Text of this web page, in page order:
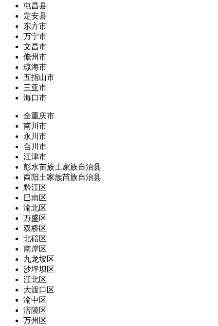
屯昌县
定安县
东方市
万宁市
文昌市
儋州市
琼海市
五指山市
三亚市
海口市
全重庆市
南川市
永川市
合川市
江津市
彭水苗族土家族自治县
酉阳土家族苗族自治县
黔江区
巴南区
渝北区
万盛区
双桥区
北碚区
南岸区
九龙坡区
沙坪坝区
江北区
大渡口区
渝中区
涪陵区
万州区